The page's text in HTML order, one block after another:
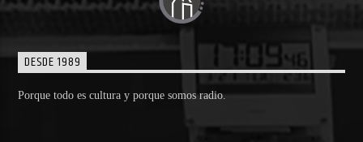
DESDE 1989
Porque todo es cultura y porque somos radio.